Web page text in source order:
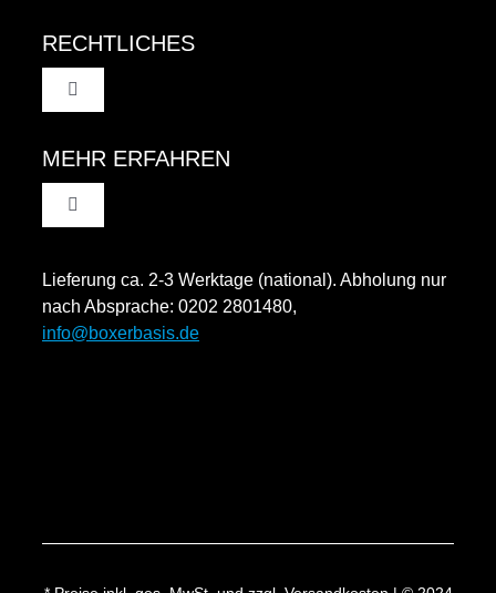
RECHTLICHES
Toggle
Navigation
AGB
Impressum
MEHR ERFAHREN
Toggle
Navigation
Zahlungsweisen
Lieferung ca. 2-3 Werktage (national). Abholung nur
nach Absprache: 0202 2801480,
info@boxerbasis.de